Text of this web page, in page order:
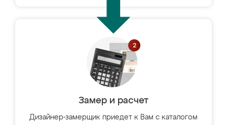
Замер и расчет
Дизайнер-замерщик приедет к Вам с каталогом